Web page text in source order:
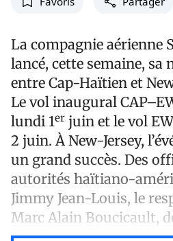
La compagnie aérienne
lancé, cette semaine, sa
entre Cap-Haïtien et
Le vol inaugural
lundi 1er juin et le vol
2 juin. À New-Jersey,
un grand succès. Des
autorités haïtiano-
Jimmy Jean-Louis, le
Marc Alain Boucicault,